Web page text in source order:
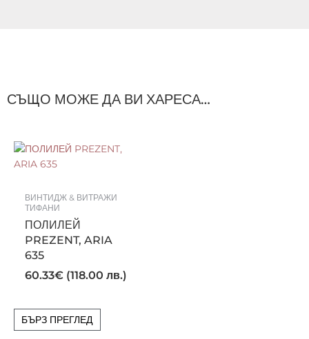
СЪЩО МОЖЕ ДА ВИ ХАРЕСА…
ВИНТИДЖ & ВИТРАЖИ
ТИФАНИ
ПОЛИЛЕЙ
PREZENT, ARIA
635
60.33€ (118.00 лв.)
БЪРЗ ПРЕГЛЕД